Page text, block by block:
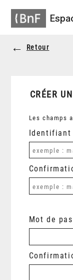
Retour
CRÉER
Les champs
Identifiant
Mot de